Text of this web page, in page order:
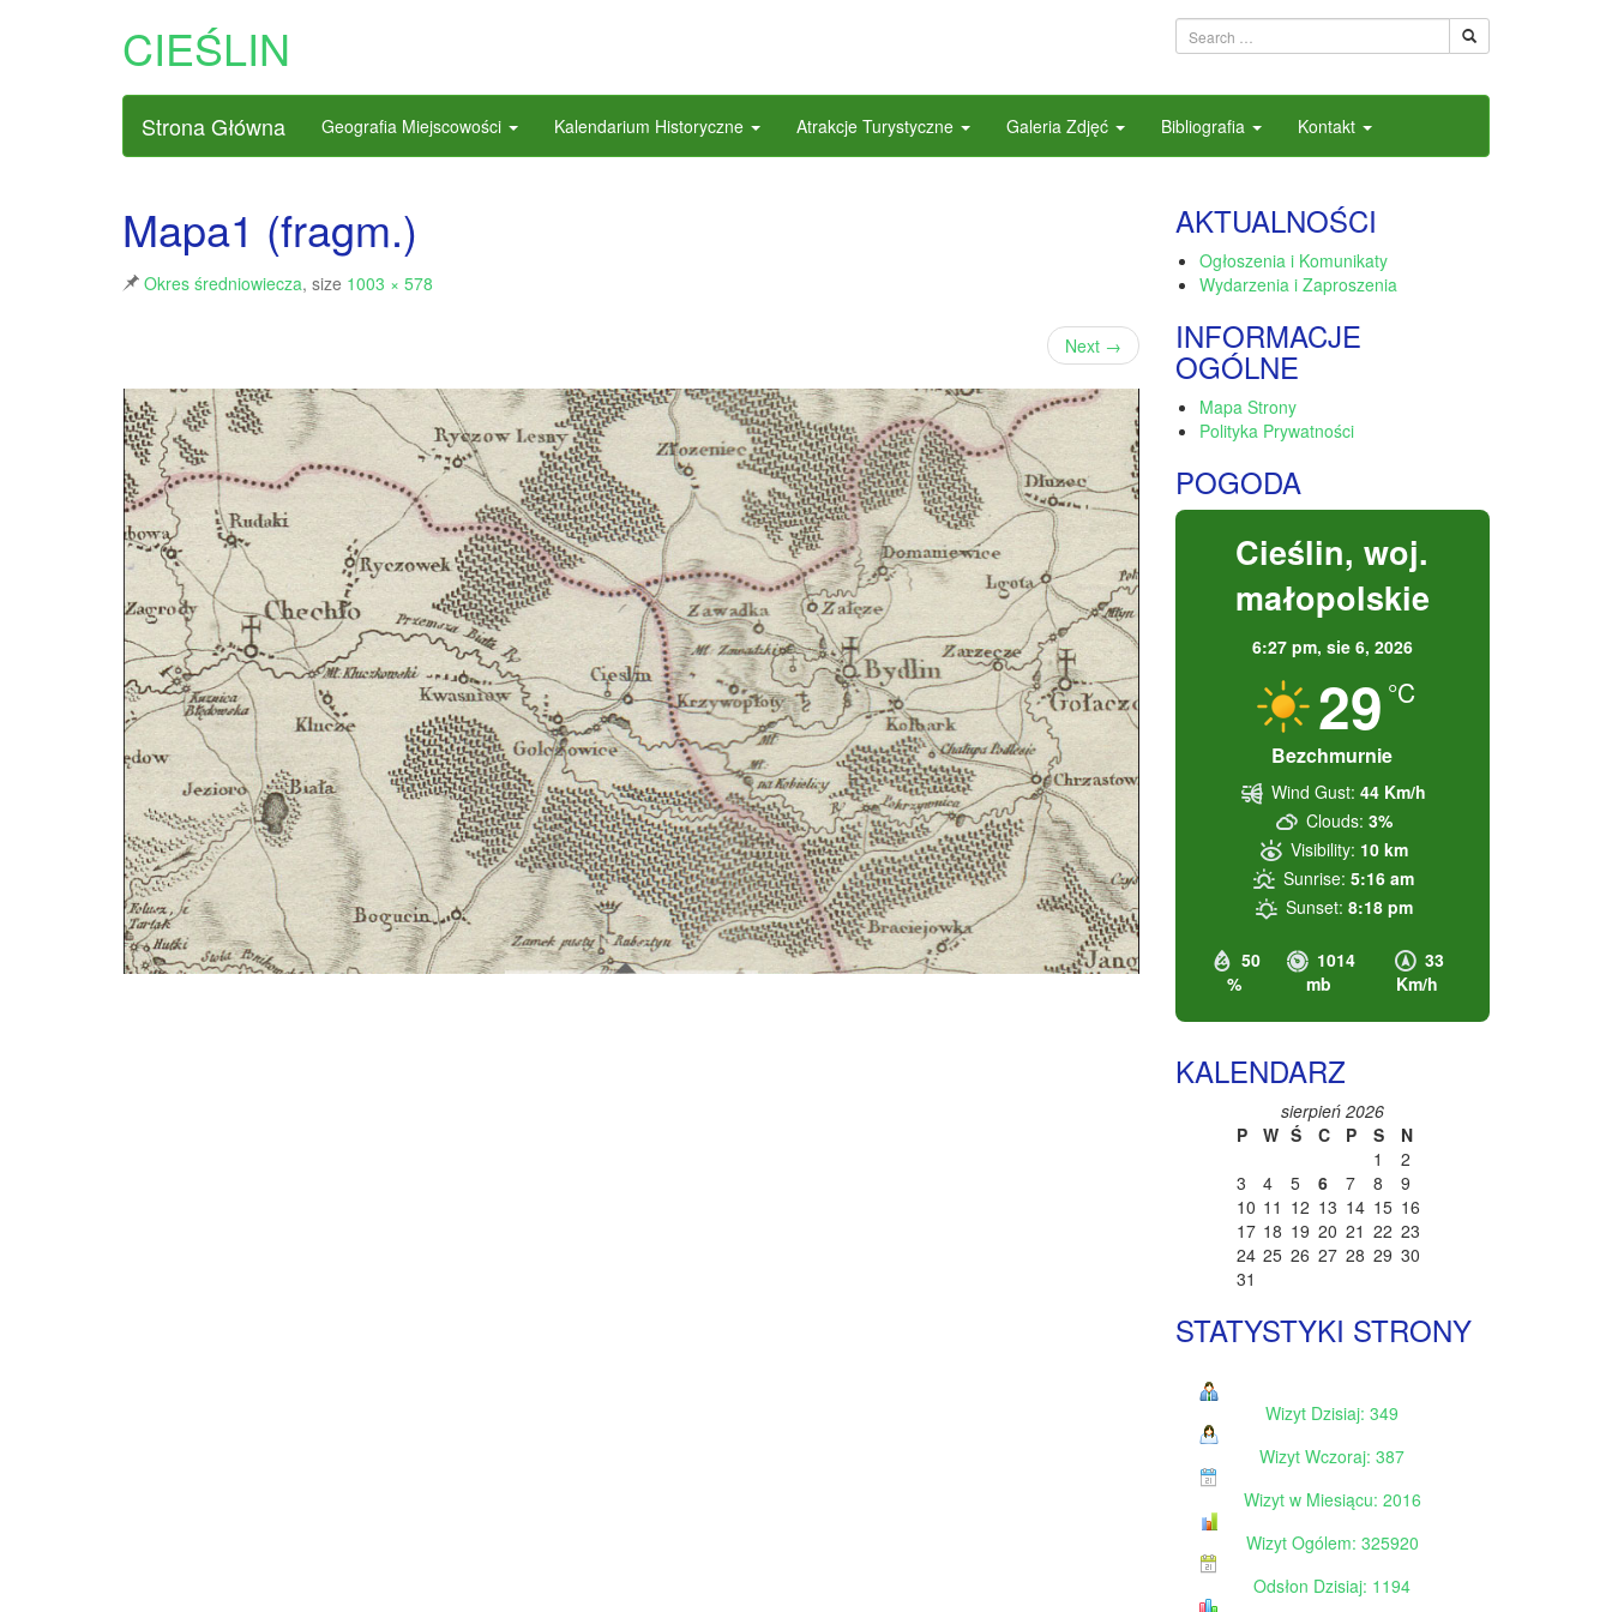
CIEŚLIN
Strona Główna Geografia Miejscowości Kalendarium Historyczne Atrakcje Turystyczne Galeria Zdjęć Bibliografia Kontakt
Mapa1 (fragm.)
Okres średniowiecza, size 1003 × 578
Next →
AKTUALNOŚCI
Ogłoszenia i Komunikaty
Wydarzenia i Zaproszenia
INFORMACJE
OGÓLNE
Mapa Strony
Polityka Prywatności
POGODA
Cieślin, woj.
małopolskie
6:27 pm, sie 6, 2026
29 °C
Bezchmurnie
50
%
1014
mb
33
Km/h
Wind Gust: 44 Km/h
Clouds: 3%
Visibility: 10 km
Sunrise: 5:16 am
Sunset: 8:18 pm
KALENDARZ
sierpień 2026
P
W Ś C P S
N
1
2
3
4 5 6 7 8
9
10 11 12 13 14 15 16
17 18 19 20 21 22 23
24 25 26 27 28 29 30
31
STATYSTYKI STRONY
Wizyt Dzisiaj: 349
Wizyt Wczoraj: 387
Wizyt w Miesiącu: 2016
Wizyt Ogólem: 325920
Odsłon Dzisiaj: 1194